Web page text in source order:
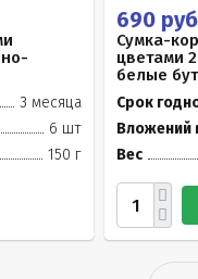
3 месяца
6 шт
150 г
690
Сумка-
цветами
белые
Срок
Вложений
Вес